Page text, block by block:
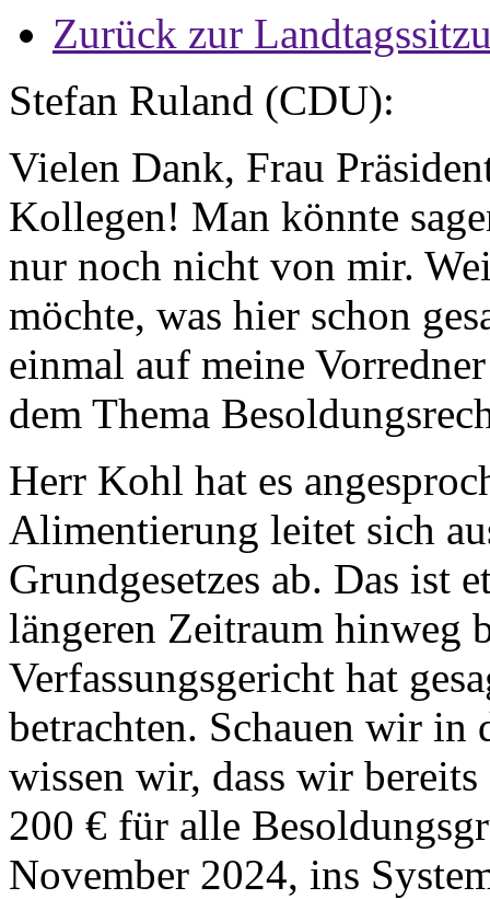
Zurück zur
Stefan Ruland (CDU):
Vielen Dank, Frau
Kollegen! Man könnte
nur noch nicht von mir.
möchte, was hier schon
einmal auf meine
dem Thema
Herr Kohl hat es
Alimentierung leitet sich
Grundgesetzes ab. Das ist
längeren Zeitraum hinweg
Verfassungsgericht hat
betrachten. Schauen wir in
wissen wir, dass wir
200 € für alle
November 2024, ins